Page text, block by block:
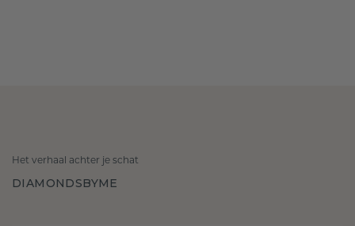
Het verhaal achter je schat
DIAMONDSBYME